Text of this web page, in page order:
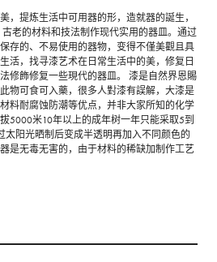
，提炼生活中可用器的形，造就器的誕生，
老的材料和技法制作现代实用的器皿。通过
存的、不易使用的器物，变得不僅美觀且具
活，找寻漆艺术在日常生活中的美，修复日
修飾修复一些現代的器皿。 漆是自然界恩賜
物可食可入藥，很多人對漆有誤解，大漆是
料耐腐蚀防潮等优点，并非大家所知的化学
5000米10年以上的成年树一年只能采取5到
太阳光晒制后变成半透明再加入不同颜色的
是无毒无害的，由于材料的稀缺加制作工艺